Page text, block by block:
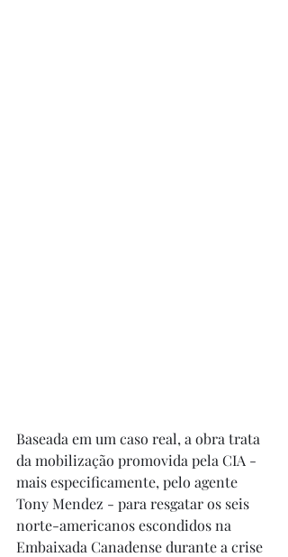
Baseada em um caso real, a obra trata
da mobilização promovida pela CIA -
mais especificamente, pelo agente
Tony Mendez - para resgatar os seis
norte-americanos escondidos na
Embaixada Canadense durante a crise